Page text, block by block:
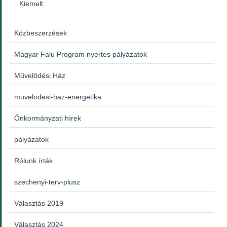
Kiemelt
Közbeszerzések
Magyar Falu Program nyertes pályázatok
Művelődési Ház
muvelodesi-haz-energetika
Önkormányzati hírek
pályázatok
Rólunk írták
szechenyi-terv-plusz
Választás 2019
Választás 2024